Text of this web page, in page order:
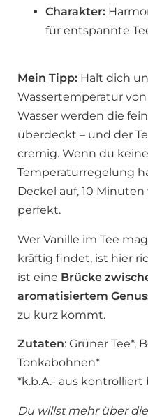
Charakter:
für entspannte
Mein Tipp: Halt dich
Wassertemperatur von
Wasser werden die
überdeckt – und der
cremig. Wenn du
Temperaturregelung
Deckel auf, 10
perfekt.
Wer Vanille im Tee
kräftig findet, ist hier
ist eine Brücke
aromatisiertem
zu kurz kommt.
Zutaten: Grüner Tee*,
Tonkabohnen*
*k.b.A.- aus
Du willst mehr über